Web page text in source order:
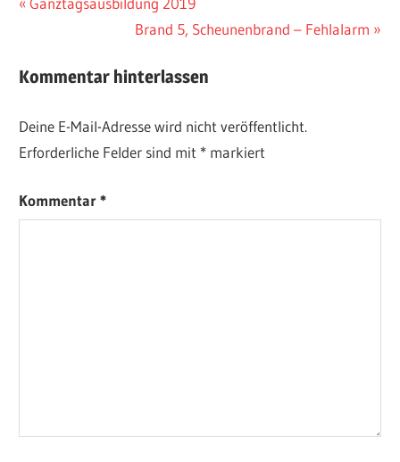
Beitragsnavigation
Nächster
Brand 5, Scheunenbrand – Fehlalarm
Kommentar hinterlassen
Deine E-Mail-Adresse wird nicht veröffentlicht.
Erforderliche Felder sind mit * markiert
Kommentar*